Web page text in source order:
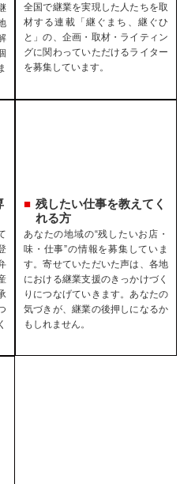
全国で継業を実現した人たちを取
材する連載「継ぐまち、継ぐひ
と」の、企画・取材・ライティン
グに関わっていただけるライター
を募集しています。
残したい仕事を教えてく
れる方
あなたの地域の“残したいお店・
味・仕事”の情報を募集していま
す。寄せていただいた声は、各地
における継業支援のきっかけづく
りにつなげていきます。あなたの
気づきが、継業の後押しになるか
もしれません。